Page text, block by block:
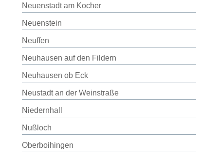
Neuenstadt am Kocher
Neuenstein
Neuffen
Neuhausen auf den Fildern
Neuhausen ob Eck
Neustadt an der Weinstraße
Niedernhall
Nußloch
Oberboihingen